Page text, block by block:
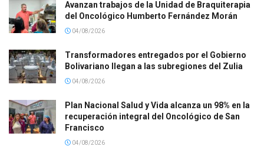
Avanzan trabajos de la Unidad de Braquiterapia
del Oncológico Humberto Fernández Morán
04/08/2026
Transformadores entregados por el Gobierno
Bolivariano llegan a las subregiones del Zulia
04/08/2026
Plan Nacional Salud y Vida alcanza un 98% en la
recuperación integral del Oncológico de San
Francisco
04/08/2026